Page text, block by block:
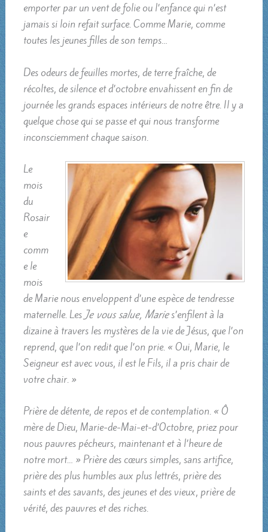
emporter par un vent de folie ou l’enfance qui n’est
jamais si loin refait surface. Comme Marie, comme
toutes les jeunes filles de son temps…
Des odeurs de feuilles mortes, de terre fraîche, de
récoltes, de silence et d’octobre envahissent en fin de
journée les grands espaces intérieurs de notre être. Il y a
quelque chose qui se passe et qui nous transforme
inconsciemment chaque saison.
Le
mois
du
Rosair
e
comm
e le
mois
de Marie nous enveloppent d’une espèce de tendresse
maternelle. Les Je vous salue, Maries’enfilent à la
dizaine à travers les mystères de la vie de Jésus, que l’on
reprend, que l’on redit que l’on prie. « Oui, Marie, le
Seigneur est avec vous, il est le Fils, il a pris chair de
votre chair. »
Prière de détente, de repos et de contemplation. « Ô
mère de Dieu, Marie-de-Mai-et-d’Octobre, priez pour
nous pauvres pécheurs, maintenant et à l’heure de
notre mort… » Prière des cœurs simples, sans artifice,
prière des plus humbles aux plus lettrés, prière des
saints et des savants, des jeunes et des vieux, prière de
vérité, des pauvres et des riches.